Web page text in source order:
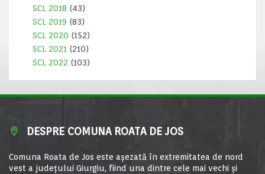
SCL 2018 (43)
SCL 2019 (83)
SCL 2020 (152)
SCL 2021 (210)
SCL 2022 (103)
DESPRE COMUNA ROATA DE JOS
Comuna Roata de Jos este aşezată în extremitatea de nord
vest a judeţului Giurgiu, fiind una dintre cele mai vechi şi